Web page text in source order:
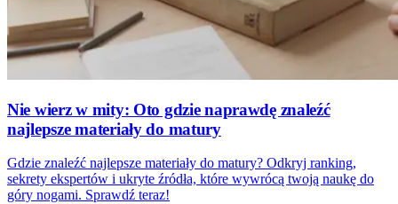
Nie wierz w mity: Oto gdzie naprawdę znaleźć
najlepsze materiały do matury
Gdzie znaleźć najlepsze materiały do matury? Odkryj ranking,
sekrety ekspertów i ukryte źródła, które wywrócą twoją naukę do
góry nogami. Sprawdź teraz!